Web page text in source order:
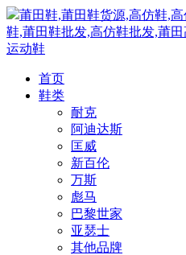
莆田鞋,莆田鞋货源,高仿鞋,
鞋,莆田鞋批发,高仿鞋批发,莆
运动鞋
首页
鞋类
耐克
阿迪达斯
匡威
新百伦
万斯
彪马
巴黎世家
亚瑟士
其他品牌